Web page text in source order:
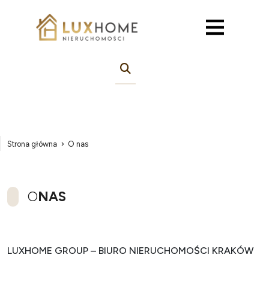
Strona główna O nas
ONAS
LUXHOME GROUP – BIURO NIERUCHOMOŚCI KRAKÓW